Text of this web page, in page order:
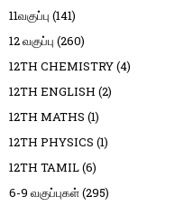
11வகுப்பு (141)
12 வகுப்பு (260)
12TH CHEMISTRY(4)
12TH ENGLISH (2)
12TH MATHS (1)
12TH PHYSICS (1)
12TH TAMIL(6)
6-9 வகுப்புகள்(295)